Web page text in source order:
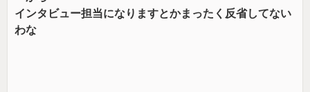
インタビュー担当になりますとかまったく反省してない
わな